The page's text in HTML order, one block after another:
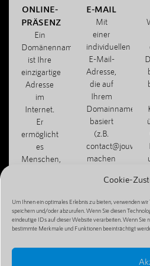
Cookie-
Um Ihnen ein optimales Erlebnis zu bieten, verwenden
speichern und/oder abzurufen. Wenn Sie diesen
eindeutige IDs auf dieser Website verarbeiten. Wenn
bestimmte Merkmale und Funktionen beeinträchtigt
ONLINE-
PRÄSENZ
Ein
Domänenname
ist Ihre
einzigartige
Adresse
im
Internet.
Er
ermöglicht
es
Menschen,
oder Ihren
Online-
Shop zu
finden
E-MAIL
Mit
einer
individuellen
E-Mail-
Adresse,
die auf
Ihrem
Domainnamen
basiert
(z.B.
machen
einen
Eindruck
und
können
effizient